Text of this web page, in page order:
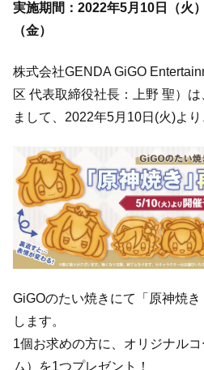
実施期間：2022年5月10日（火
（金）
株式会社GENDA GiGO
区 代表取締役社長：上野 聖）
まして、2022年5月10日(火)よ
GiGOのたい焼きにて「原神焼
します。
1個お求めの方に、オリジナル
ム）を1つプレゼント！